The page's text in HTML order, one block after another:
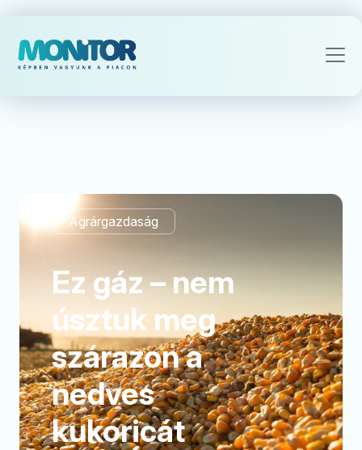
Agrárgazdaság
Ez gáz – nem
úsztuk meg
szárazon a
nedves
kukoricát